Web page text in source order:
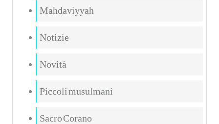
Mahdaviyyah
Notizie
Novità
Piccoli musulmani
Sacro Corano